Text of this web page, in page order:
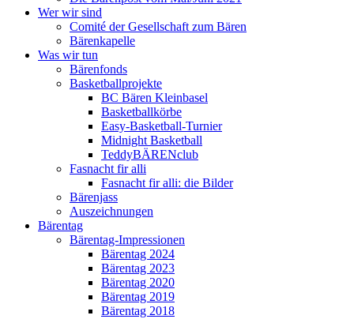
Wer wir sind
Comité der Gesellschaft zum Bären
Bärenkapelle
Was wir tun
Bärenfonds
Basketballprojekte
BC Bären Kleinbasel
Basketballkörbe
Easy-Basketball-Turnier
Midnight Basketball
TeddyBÄRENclub
Fasnacht fir alli
Fasnacht fir alli: die Bilder
Bärenjass
Auszeichnungen
Bärentag
Bärentag-Impressionen
Bärentag 2024
Bärentag 2023
Bärentag 2020
Bärentag 2019
Bärentag 2018